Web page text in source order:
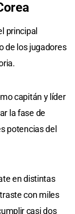
principal
de los jugadores
capitán y líder
la fase de
potencias del
en distintas
con miles
casi dos